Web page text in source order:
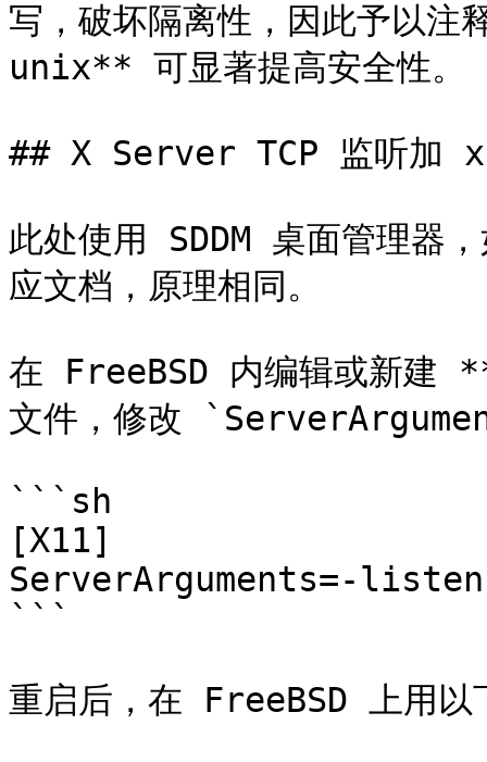
写，破坏隔离性，因此予以
unix** 可显著提高安全性。
## X Server TCP 监听加
此处使用 SDDM 桌面管理器
应文档，原理相同。
在 FreeBSD 内编辑或新
文件，修改
```sh
[X11]
ServerArguments=-
```
重启后，在 FreeBSD 上用